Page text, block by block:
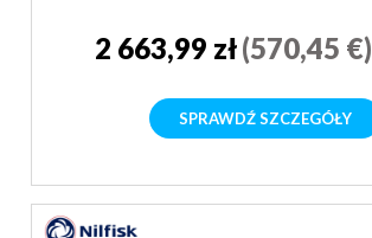
2 663,99 zł(570,45 €)
SPRAWDŹ SZCZEGÓŁY